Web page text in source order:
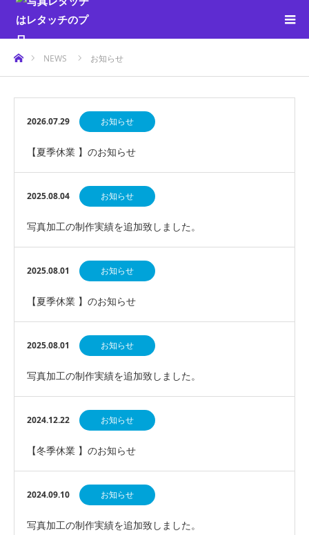
ホームNEWS お知らせ
2026.07.29 お知らせ
【夏季休業 】のお知らせ
2025.08.04 お知らせ
写真加工の制作実績を追加致しました。
2025.08.01 お知らせ
【夏季休業 】のお知らせ
2025.08.01 お知らせ
写真加工の制作実績を追加致しました。
2024.12.22 お知らせ
【冬季休業 】のお知らせ
2024.09.10 お知らせ
写真加工の制作実績を追加致しました。